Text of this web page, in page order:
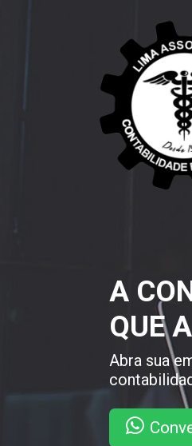
A
QUE
Abra sua